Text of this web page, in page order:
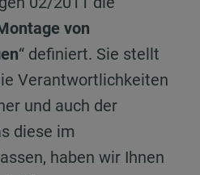
von
“ definiert. Sie stellt
Verantwortlichkeiten
und auch der
diese im
haben wir Ihnen